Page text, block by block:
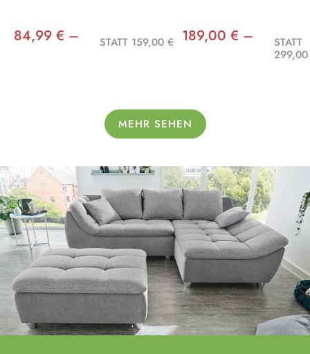
84,99 € – STATT 159,00 € 189,00 € –
STATT
MEHR SEHEN